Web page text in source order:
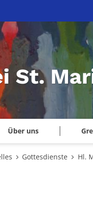
St.
Über uns
Gottesdienste Hl.